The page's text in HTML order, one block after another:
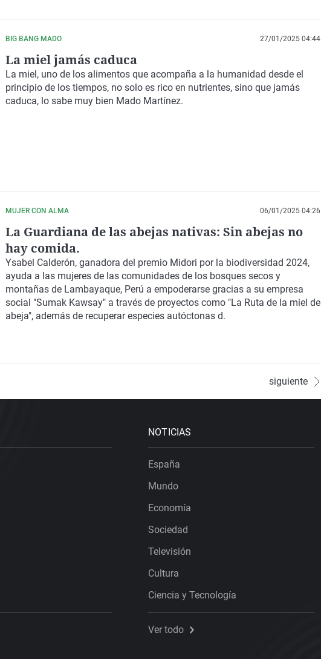
BIG BANG MADO 27/01/2025 04:44
La miel jamás caduca
La miel, uno de los alimentos que acompaña a la humanidad desde el
principio de los tiempos, no solo es rico en nutrientes, sino que jamás
caduca, lo sabe muy bien Mado Martínez.
MUJER CON ALMA 06/01/2025 04:26
La Guardiana de las abejas nativas: Sin abejas no
hay comida.
Ysabel Calderón, ganadora del premio Midori por la biodiversidad 2024,
ayuda a las mujeres de las comunidades de los bosques secos y
montañas de Lambayaque, Perú a empoderarse gracias a su empresa
social "Sumak Kawsay" a través de proyectos como "La Ruta de la miel de
abeja", además de recuperar especies autóctonas d.
siguiente
NOTICIAS
España
Mundo
Economía
Sociedad
Televisión
Cultura
Ciencia y Tecnología
Ver todo